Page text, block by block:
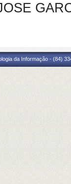
da Informação - (84)